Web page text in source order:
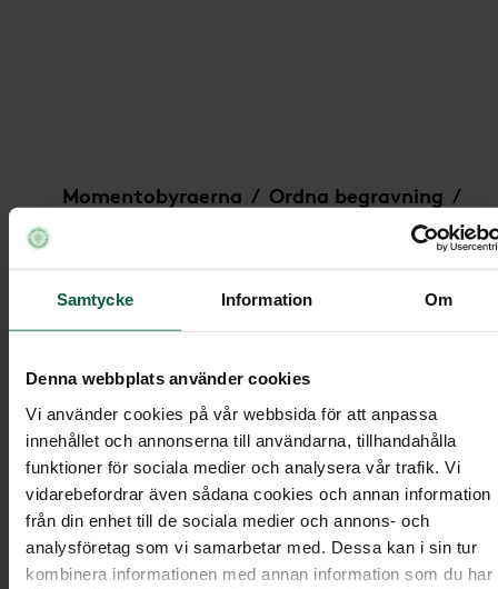
Samtycke Information Om
Denna webbplats använder cookies
Vi använder cookies på vår webbsida för att anpassa
innehållet och annonserna till användarna, tillhandahålla
funktioner för sociala medier och analysera vår trafik. Vi
vidarebefordrar även sådana cookies och annan information
från din enhet till de sociala medier och annons- och
analysföretag som vi samarbetar med. Dessa kan i sin tur
kombinera informationen med annan information som du har
Momentobyraerna / Ordna begravning /
Kista Tradition, lindblomsgrön